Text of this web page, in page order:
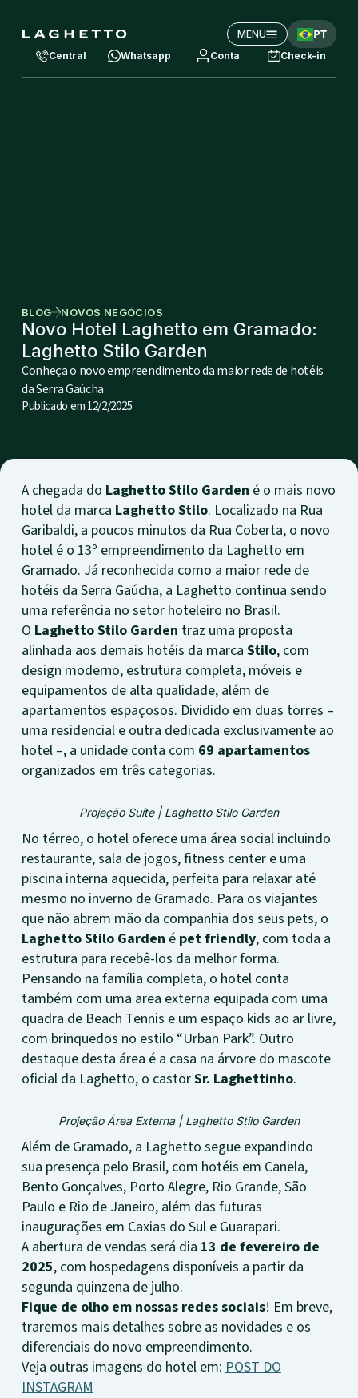
MENU PT
Central Whatsapp Conta Check-in
BLOG NOVOS NEGÓCIOS
Novo Hotel Laghetto em Gramado:
Laghetto Stilo Garden
Conheça o novo empreendimento da maior rede de hotéis
da Serra Gaúcha.
Publicado em12/2/2025
A chegada do Laghetto Stilo Garden é o mais novo
hotel da marca Laghetto Stilo. Localizado na Rua
Garibaldi, a poucos minutos da Rua Coberta, o novo
hotel é o 13º empreendimento da Laghetto em
Gramado. Já reconhecida como a maior rede de
hotéis da Serra Gaúcha, a Laghetto continua sendo
uma referência no setor hoteleiro no Brasil.
O Laghetto Stilo Garden traz uma proposta
alinhada aos demais hotéis da marca Stilo, com
design moderno, estrutura completa, móveis e
equipamentos de alta qualidade, além de
apartamentos espaçosos. Dividido em duas torres –
uma residencial e outra dedicada exclusivamente ao
hotel –, a unidade conta com 69 apartamentos
organizados em três categorias.
Projeção Suíte | Laghetto Stilo Garden
No térreo, o hotel oferece uma área social incluindo
restaurante, sala de jogos, fitness center e uma
piscina interna aquecida, perfeita para relaxar até
mesmo no inverno de Gramado. Para os viajantes
que não abrem mão da companhia dos seus pets, o
Laghetto Stilo Garden é pet friendly, com toda a
estrutura para recebê-los da melhor forma.
Pensando na família completa, o hotel conta
também com uma area externa equipada com uma
quadra de Beach Tennis e um espaço kids ao ar livre,
com brinquedos no estilo “Urban Park”. Outro
destaque desta área é a casa na árvore do mascote
oficial da Laghetto, o castorSr. Laghettinho.
Projeção Área Externa | Laghetto Stilo Garden
Além de Gramado, a Laghetto segue expandindo
sua presença pelo Brasil, com hotéis em Canela,
Bento Gonçalves, Porto Alegre, Rio Grande, São
Paulo e Rio de Janeiro, além das futuras
inaugurações em Caxias do Sul e Guarapari.
A abertura de vendas será dia 13 de fevereiro de
2025, com hospedagens disponíveis a partir da
segunda quinzena de julho.
Fique de olho em nossas redes sociais! Em breve,
traremos mais detalhes sobre as novidades e os
diferenciais do novo empreendimento.
Veja outras imagens do hotel em:POST DO
INSTAGRAM